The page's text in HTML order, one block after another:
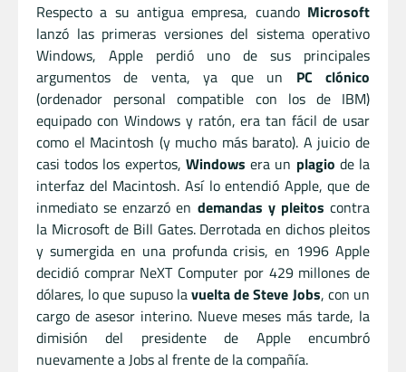
Respecto a su antigua empresa, cuando Microsoft
lanzó las primeras versiones del sistema operativo
Windows, Apple perdió uno de sus principales
argumentos de venta, ya que un PC clónico
(ordenador personal compatible con los de IBM)
equipado con Windows y ratón, era tan fácil de usar
como el Macintosh (y mucho más barato). A juicio de
casi todos los expertos, Windows era un plagio de la
interfaz del Macintosh. Así lo entendió Apple, que de
inmediato se enzarzó en demandas y pleitos contra
la Microsoft de Bill Gates. Derrotada en dichos pleitos
y sumergida en una profunda crisis, en 1996 Apple
decidió comprar NeXT Computer por 429 millones de
dólares, lo que supuso lavuelta de Steve Jobs, con un
cargo de asesor interino. Nueve meses más tarde, la
dimisión del presidente de Apple encumbró
nuevamente a Jobs al frente de la compañía.